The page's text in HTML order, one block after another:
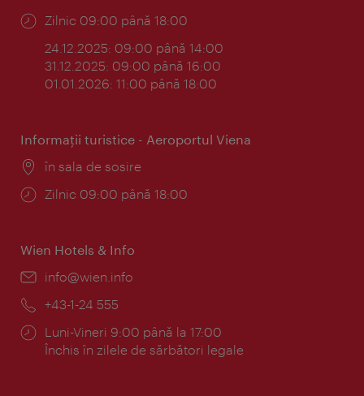
Program:
Zilnic 09:00 până 18:00
24.12.2025: 09:00 până 14:00
31.12.2025: 09:00 până 16:00
01.01.2026: 11:00 până 18:00
Informaţii turistice - Aeroportul Viena
Locul:
în sala de sosire
Program:
Zilnic 09:00 până 18:00
Wien Hotels & Info
E-
info@wien.info
Telefon:
+43-1-24 555
Program:
Luni-Vineri 9:00 până la 17:00
Închis în zilele de sărbători legale